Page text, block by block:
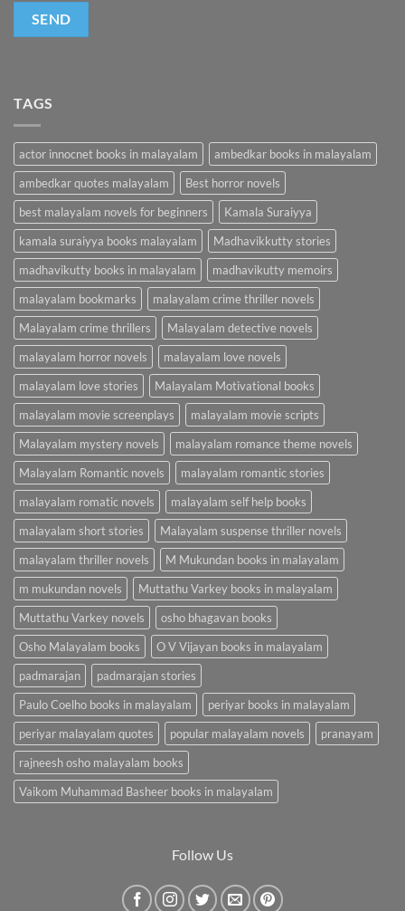
TAGS
actor innocnet books in malayalam
ambedkar books in malayalam
ambedkar quotes malayalam
Best horror novels
best malayalam novels for beginners
Kamala Suraiyya
kamala suraiyya books malayalam
Madhavikkutty stories
madhavikutty books in malayalam
madhavikutty memoirs
malayalam bookmarks
malayalam crime thriller novels
Malayalam crime thrillers
Malayalam detective novels
malayalam horror novels
malayalam love novels
malayalam love stories
Malayalam Motivational books
malayalam movie screenplays
malayalam movie scripts
Malayalam mystery novels
malayalam romance theme novels
Malayalam Romantic novels
malayalam romantic stories
malayalam romatic novels
malayalam self help books
malayalam short stories
Malayalam suspense thriller novels
malayalam thriller novels
M Mukundan books in malayalam
m mukundan novels
Muttathu Varkey books in malayalam
Muttathu Varkey novels
osho bhagavan books
Osho Malayalam books
O V Vijayan books in malayalam
padmarajan
padmarajan stories
Paulo Coelho books in malayalam
periyar books in malayalam
periyar malayalam quotes
popular malayalam novels
pranayam
rajneesh osho malayalam books
Vaikom Muhammad Basheer books in malayalam
Follow Us